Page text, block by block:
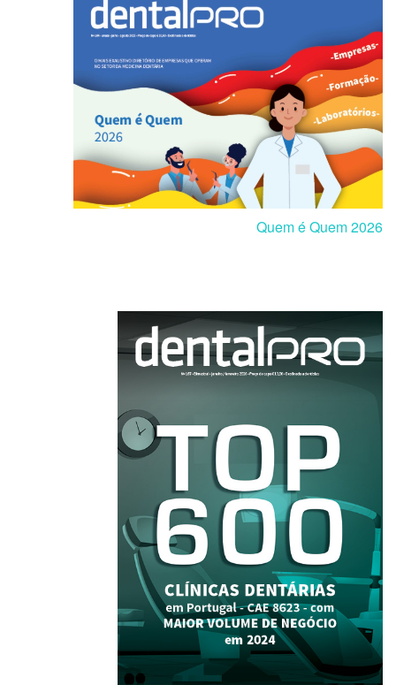
Quem é Quem 2026